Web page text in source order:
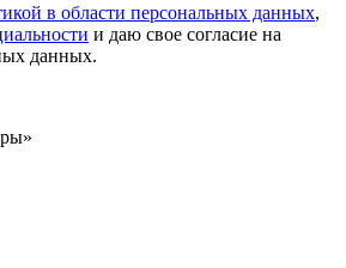
в области персональных данных,
и даю свое согласие на
данных.